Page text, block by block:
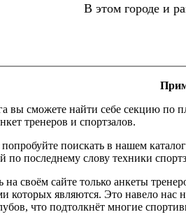
В этом городе и
сможете найти себе секцию по
тренеров и спортзалов.
поискать в нашем
последнему слову техники
своём сайте только анкеты
которых являются. Это навело
что подтолкнёт многие